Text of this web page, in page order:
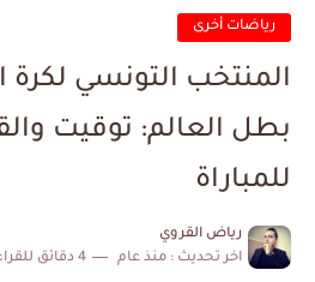
كابتن مانشستر رياضات أخرى
المنتخب التونسي لكرة
بطل العالم: توقيت
للمباراة
رياض القروي
اخر تحديث : منذ عام 4 دقائق للقراءة